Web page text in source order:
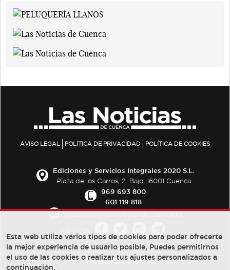
AVISO LEGAL POLÍTICA DE PRIVACIDAD POLÍTICA DE COOKIES
Ediciones y Servicios Integrales 2020 S.L.
Plaza de los Carros, 2. Bajo. 16001 Cuenca
969 693 800
601 119 818
PUBLICIDAD:
Esta web utiliza varios tipos de cookies para poder ofrecerte
la mejor experiencia de usuario posible, Puedes permitirnos
el uso de las cookies o realizar tus ajustes personalizados a
continuación.